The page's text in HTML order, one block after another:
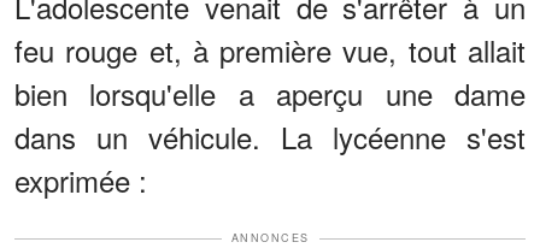
feu rouge et, à première vue, tout allait
bien lorsqu'elle a aperçu une dame
dans un véhicule. La lycéenne s'est
exprimée :
ANNONCES